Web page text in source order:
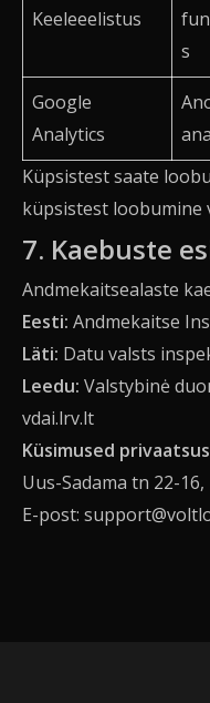
Keeleeelistus
s
Google
Analytics
Küpsistest saate
küpsistest loobumine
7. Kaebuste
Andmekaitsealaste
Eesti: Andmekaitse
Läti: Datu valsts
Leedu: Valstybinė
vdai.lrv.lt
Küsimused
Uus-Sadama tn 22-
E-post: